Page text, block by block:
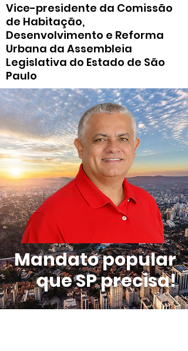
Vice-presidente da Comissão
de Habitação,
Desenvolvimento e Reforma
Urbana da Assembleia
Legislativa do Estado de São
Paulo
Mandato popular
que SP precisa!